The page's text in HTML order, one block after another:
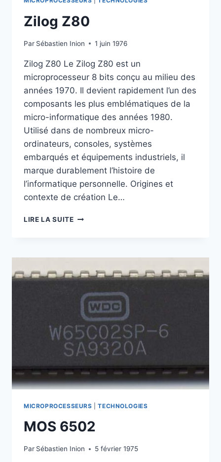
Zilog Z80
Par Sébastien Inion 1 juin 1976
Zilog Z80 Le Zilog Z80 est un
microprocesseur 8 bits conçu au milieu des
années 1970. Il devient rapidement l’un des
composants les plus emblématiques de la
micro-informatique des années 1980.
Utilisé dans de nombreux micro-
ordinateurs, consoles, systèmes
embarqués et équipements industriels, il
marque durablement l’histoire de
l’informatique personnelle. Origines et
contexte de création Le…
LIRE LA SUITEZILOG
MICROPROCESSEURS |TECHNOLOGIES
MOS 6502
Par Sébastien Inion 5 février 1975